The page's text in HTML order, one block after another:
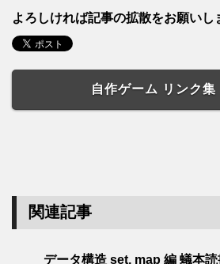
よろしければ記事の拡散をお願いし
自作ゲーム リンク集
関連記事
データ構造 set, map 編 蟻本